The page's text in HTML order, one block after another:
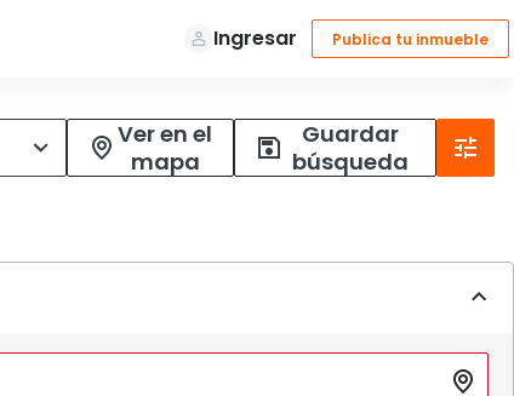
Ver en el
mapa
Guardar
búsqueda